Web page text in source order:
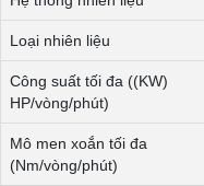
Loại nhiên liệu
Công suất tối đa ((KW)
HP/vòng/phút)
Mô men xoắn tối đa
(Nm/vòng/phút)